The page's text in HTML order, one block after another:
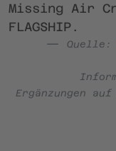
Missing Air
FLAGSHIP.
Quelle:
Ergänzungen